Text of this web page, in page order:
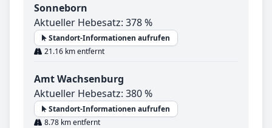
Sonneborn
Aktueller Hebesatz: 378 %
Standort-Informationen aufrufen
21.16 km entfernt
Amt Wachsenburg
Aktueller Hebesatz: 380 %
Standort-Informationen aufrufen
8.78 km entfernt